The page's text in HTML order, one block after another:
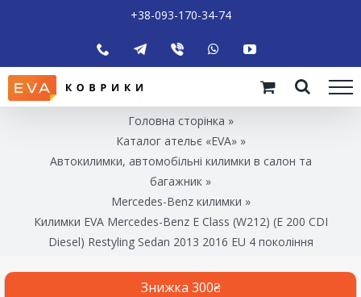
+38-093-170-34-74
Головна сторінка »
Каталог ательє «EVA»»
Автокилимки, автомобільні килимки в салон та
багажник »
Mercedes-Benz килимки »
Килимки EVA Mercedes-Benz E Class (W212) (E 200 CDI
Diesel) Restyling Sedan 2013 2016 EU 4 покоління
Знижка 300₴